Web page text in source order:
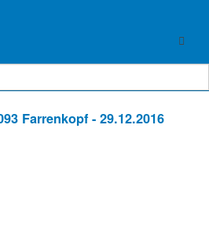
Farrenkopf - 29.12.2016